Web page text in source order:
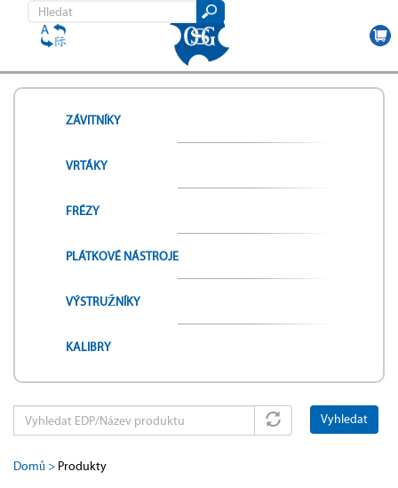
ZÁVITNÍKY
VRTÁKY
FRÉZY
PLÁTKOVÉ NÁSTROJE
VÝSTRUŽNÍKY
KALIBRY
Vyhledat
Domů Produkty